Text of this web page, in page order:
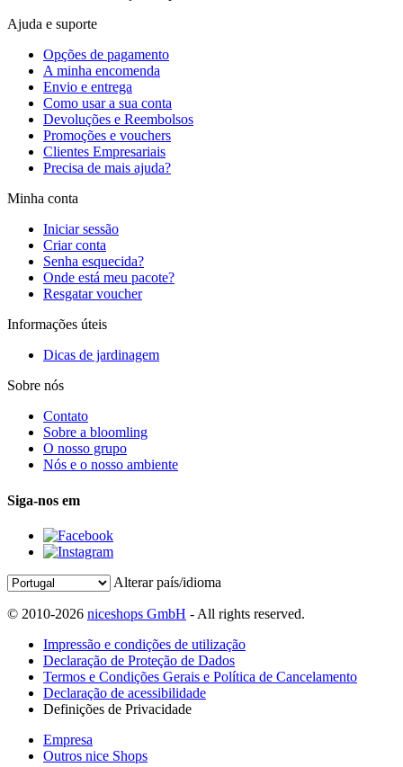
Ajuda e suporte
Opções de pagamento
A minha encomenda
Envio e entrega
Como usar a sua conta
Devoluções e Reembolsos
Promoções e vouchers
Clientes Empresariais
Precisa de mais ajuda?
Minha conta
Iniciar sessão
Criar conta
Senha esquecida?
Onde está meu pacote?
Resgatar voucher
Informações úteis
Dicas de jardinagem
Sobre nós
Contato
Sobre a bloomling
O nosso grupo
Nós e o nosso ambiente
Siga-nos em
Alterar país/idioma
© 2010-2026 niceshops GmbH - All rights reserved.
Impressão e condições de utilização
Declaração de Proteção de Dados
Termos e Condições Gerais e Política de Cancelamento
Declaração de acessibilidade
Definições de Privacidade
Empresa
Outros nice Shops